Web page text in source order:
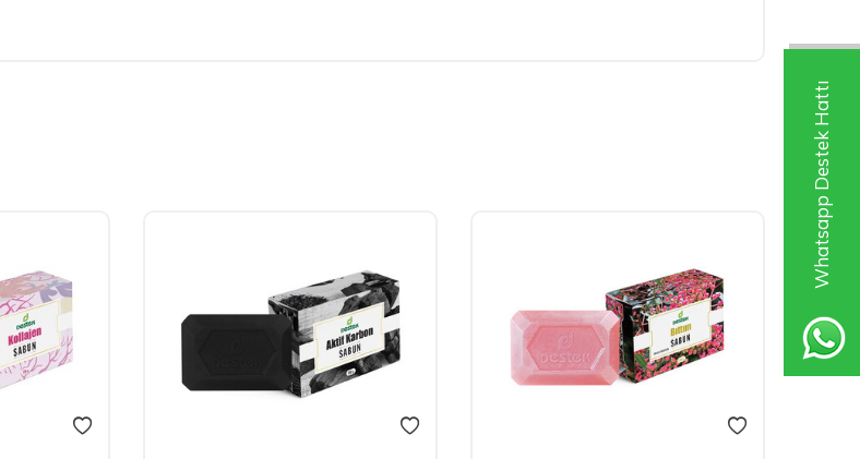
Whatsapp Destek Hattı